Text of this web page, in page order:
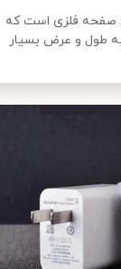
صفحه فلزی است که
طول و عرض بسیار